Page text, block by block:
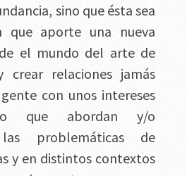
sino que ésta sea
que aporte una nueva
el mundo del arte de
crear relaciones jamás
con unos intereses
que abordan y/o
las problemáticas de
y en distintos contextos